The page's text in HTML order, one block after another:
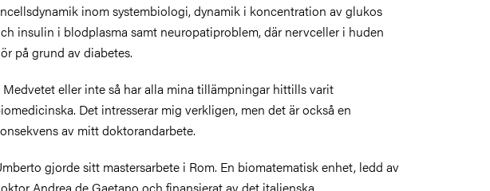
inom systembiologi, dynamik i koncentration av glukos
insulin i blodplasma samt neuropatiproblem, där nervceller i huden
på grund av diabetes.
Medvetet eller inte så har alla mina tillämpningar hittills varit
Det intresserar mig verkligen, men det är också en
av mitt doktorandarbete.
gjorde sitt mastersarbete i Rom. En biomatematisk enhet, ledd av
Andrea de Gaetano och finansierat av det italienska